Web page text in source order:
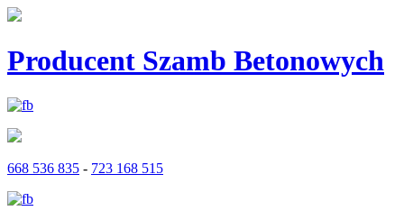
Producent Szamb Betonowych
668 536 835 - 723 168 515